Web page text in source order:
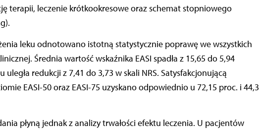
terapii, leczenie krótkookresowe oraz schemat stopniowego
leku odnotowano istotną statystycznie poprawę we wszystkich
Średnia wartość wskaźnika EASI spadła z 15,65 do 5,94
redukcji z 7,41 do 3,73 w skali NRS. Satysfakcjonującą
EASI-50 oraz EASI-75 uzyskano odpowiednio u 72,15 proc. i 44,3
płyną jednak z analizy trwałości efektu leczenia. U pacjentów